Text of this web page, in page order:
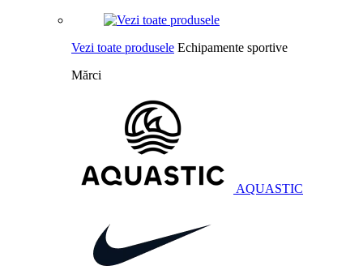
Vezi toate produsele Echipamente sportive
Mărci
AQUASTIC